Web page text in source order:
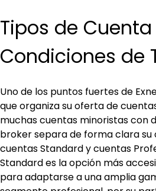
Tipos de
Condiciones de
Uno de los puntos fuertes de
que organiza su oferta de
muchas cuentas minoristas con
broker separa de forma clara
cuentas Standard y cuentas
Standard es la opción más
para adaptarse a una amplia